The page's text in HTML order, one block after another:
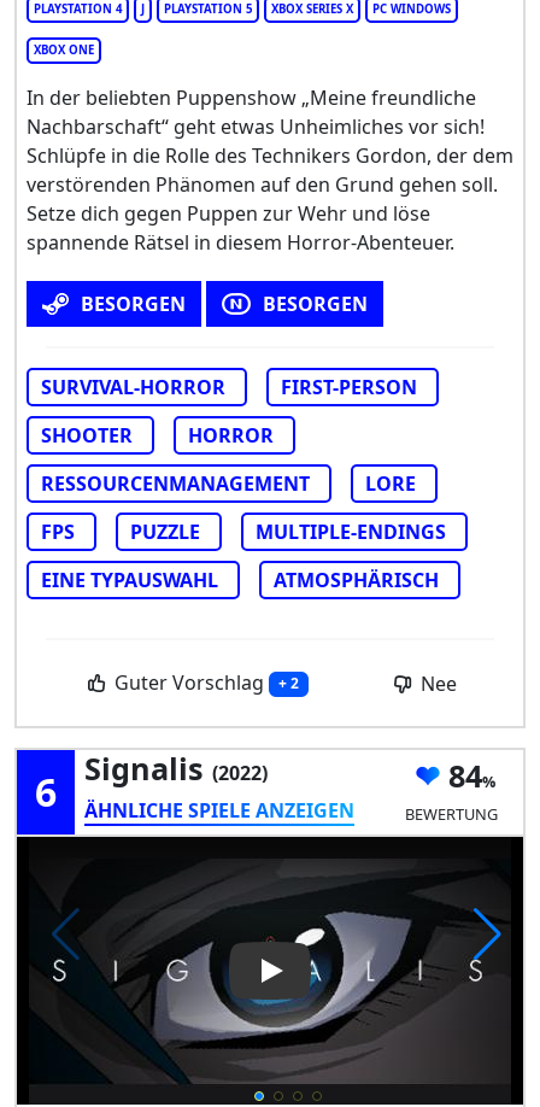
PLAYSTATION 4 PLAYSTATION 5 XBOX SERIES X PC WINDOWS
XBOX ONE
In der beliebten Puppenshow „Meine freundliche
Nachbarschaft“ geht etwas Unheimliches vor sich!
Schlüpfe in die Rolle des Technikers Gordon, der dem
verstörenden Phänomen auf den Grund gehen soll.
Setze dich gegen Puppen zur Wehr und löse
spannende Rätsel in diesem Horror-Abenteuer.
BESORGEN BESORGEN
SURVIVAL-HORROR
FIRST-PERSON
SHOOTER
HORROR
RESSOURCENMANAGEMENT
LORE
FPS
PUZZLE
MULTIPLE-ENDINGS
EINE TYPAUSWAHL
ATMOSPHÄRISCH
Guter Vorschlag + 2 Nee
6 Signalis (2022)
ÄHNLICHE SPIELE ANZEIGEN
84
BEWERTUNG
Play Video: Signalis